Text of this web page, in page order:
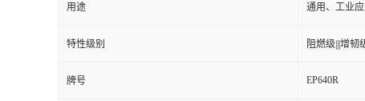
用途 通用、工业应
特性级别 阻燃级|||增韧
牌号 EP640R